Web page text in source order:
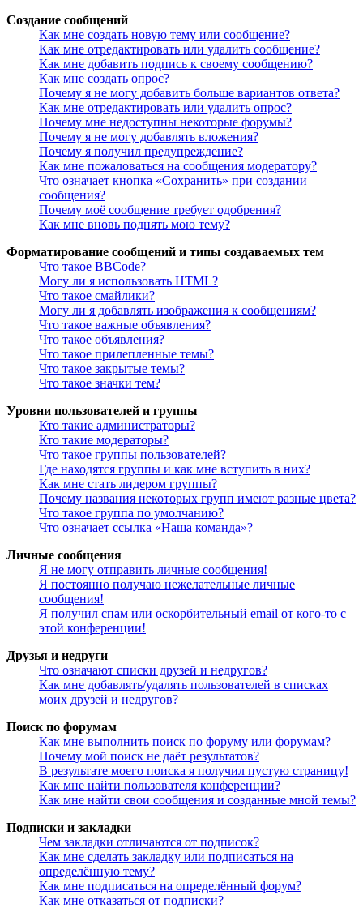
Создание сообщений
Как мне создать новую тему или сообщение?
Как мне отредактировать или удалить сообщение?
Как мне добавить подпись к своему сообщению?
Как мне создать опрос?
Почему я не могу добавить больше вариантов ответа?
Как мне отредактировать или удалить опрос?
Почему мне недоступны некоторые форумы?
Почему я не могу добавлять вложения?
Почему я получил предупреждение?
Как мне пожаловаться на сообщения модератору?
Что означает кнопка «Сохранить» при создании
сообщения?
Почему моё сообщение требует одобрения?
Как мне вновь поднять мою тему?
Форматирование сообщений и типы создаваемых тем
Что такое BBCode?
Могу ли я использовать HTML?
Что такое смайлики?
Могу ли я добавлять изображения к сообщениям?
Что такое важные объявления?
Что такое объявления?
Что такое прилепленные темы?
Что такое закрытые темы?
Что такое значки тем?
Уровни пользователей и группы
Кто такие администраторы?
Кто такие модераторы?
Что такое группы пользователей?
Где находятся группы и как мне вступить в них?
Как мне стать лидером группы?
Почему названия некоторых групп имеют разные цвета?
Что такое группа по умолчанию?
Что означает ссылка «Наша команда»?
Личные сообщения
Я не могу отправить личные сообщения!
Я постоянно получаю нежелательные личные
сообщения!
Я получил спам или оскорбительный email от кого-то с
этой конференции!
Друзья и недруги
Что означают списки друзей и недругов?
Как мне добавлять/удалять пользователей в списках
моих друзей и недругов?
Поиск по форумам
Как мне выполнить поиск по форуму или форумам?
Почему мой поиск не даёт результатов?
В результате моего поиска я получил пустую страницу!
Как мне найти пользователя конференции?
Как мне найти свои сообщения и созданные мной темы?
Подписки и закладки
Чем закладки отличаются от подписок?
Как мне сделать закладку или подписаться на
определённую тему?
Как мне подписаться на определённый форум?
Как мне отказаться от подписки?